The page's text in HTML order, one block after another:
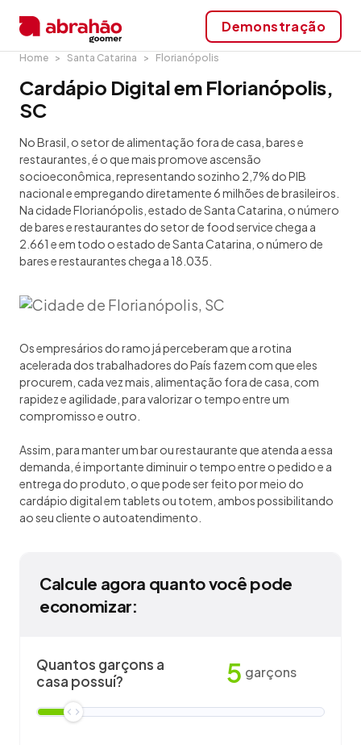
Demonstração
Home Santa Catarina Florianópolis
Cardápio Digital em Florianópolis,
SC
No Brasil, o setor de alimentação fora de casa, bares e
restaurantes, é o que mais promove ascensão
socioeconômica, representando sozinho 2,7% do PIB
nacional e empregando diretamente 6 milhões de brasileiros.
Na cidade Florianópolis, estado de Santa Catarina, o número
de bares e restaurantes do setor de food service chega a
2.661 e em todo o estado de Santa Catarina, o número de
bares e restaurantes chega a 18.035.
Os empresários do ramo já perceberam que a rotina
acelerada dos trabalhadores do País fazem com que eles
procurem, cada vez mais, alimentação fora de casa, com
rapidez e agilidade, para valorizar o tempo entre um
compromisso e outro.
Assim, para manter um bar ou restaurante que atenda a essa
demanda, é importante diminuir o tempo entre o pedido e a
entrega do produto, o que pode ser feito por meio do
cardápio digital em tablets ou totem, ambos possibilitando
ao seu cliente o autoatendimento.
Calcule agora quanto você pode
economizar:
Quantos garçons a
casa possuí?
5 garçons